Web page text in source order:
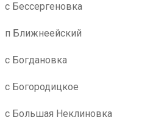
с Бессергеновка
п Ближнеейский
с Богдановка
с Богородицкое
с Большая Неклиновка